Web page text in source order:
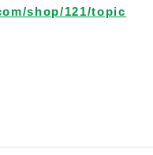
shop/121/topic